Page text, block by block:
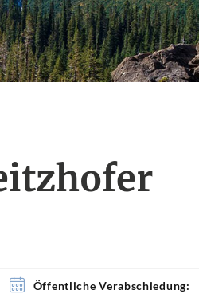
Öffentliche Verabschiedung: